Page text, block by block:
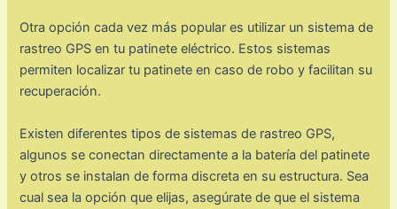
Otra opción cada vez más popular es utilizar un sistema de
rastreo GPS en tu patinete eléctrico. Estos sistemas
permiten localizar tu patinete en caso de robo y facilitan su
recuperación.
Existen diferentes tipos de sistemas de rastreo GPS,
algunos se conectan directamente a la batería del patinete
y otros se instalan de forma discreta en su estructura. Sea
cual sea la opción que elijas, asegúrate de que el sistema